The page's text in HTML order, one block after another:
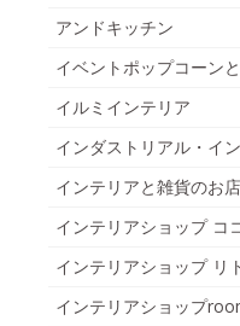
アンドキッチン
イベントポップコーン
イルミインテリア
インダストリアル・イ
インテリアと雑貨のお
インテリアショップ コ
インテリアショップ リ
インテリアショップ